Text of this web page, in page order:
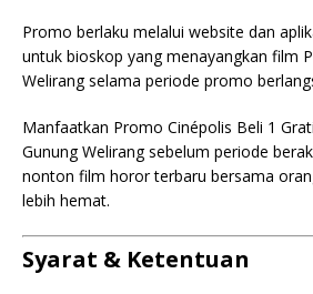
Promo berlaku melalui website dan
untuk bioskop yang menayangkan film
Welirang selama periode promo
Manfaatkan Promo Cinépolis Beli 1
Gunung Welirang sebelum periode
nonton film horor terbaru bersama
lebih hemat.
Syarat & Ketentuan